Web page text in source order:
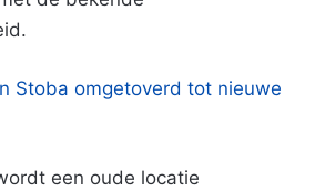
Stoba omgetoverd tot nieuwe
een oude locatie